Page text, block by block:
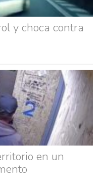
y choca contra
en un